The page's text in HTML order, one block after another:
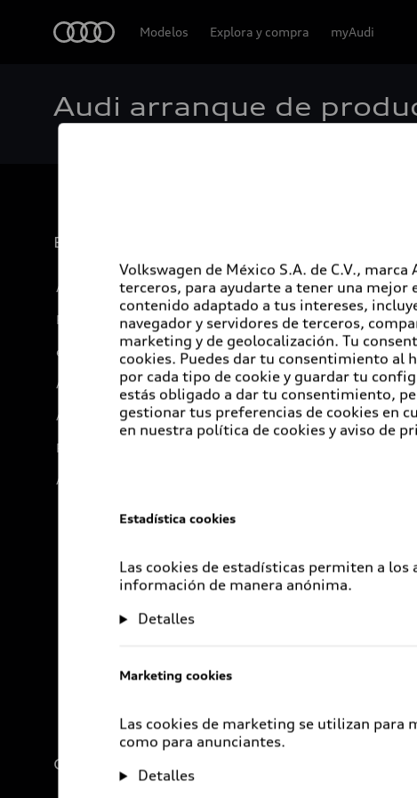
Modelos Explora y compra myAudi
Audi arranque de
Experiencia
Audi Sport
Promociones
e-Newsletter
Audi internacional
Audi Go Green
Próximo Destino
Audi Exclusive
Compañía
Volkswagen de México S.A. de C.V.,
terceros, para ayudarte a tener una
contenido adaptado a tus intereses,
navegador y servidores de terceros,
marketing y de geolocalización. Tu
cookies. Puedes dar tu consentimiento al
por cada tipo de cookie y guardar tu
estás obligado a dar tu consentimiento,
gestionar tus preferencias de cookies en
en nuestra política de cookies y aviso de
Estadística cookies
Las cookies de estadísticas permiten a
información de manera anónima.
Detalles
Marketing cookies
Las cookies de marketing se utilizan para
como para anunciantes.
Detalles